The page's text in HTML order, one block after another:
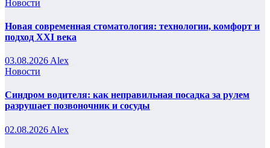
Новости
Новая современная стоматология: технологии, комфорт и
подход XXI века
03.08.2026 Alex
Новости
Синдром водителя: как неправильная посадка за рулем
разрушает позвоночник и сосуды
02.08.2026 Alex